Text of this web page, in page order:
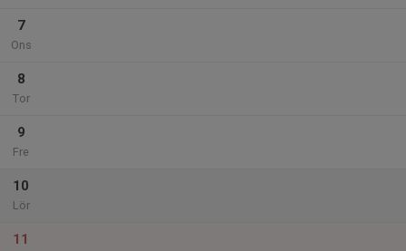
7
Ons
8
Tor
9
Fre
10
Lör
11